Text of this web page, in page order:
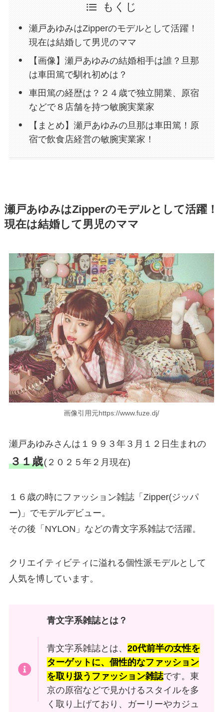
もくじ
瀬戸あゆみはZipperのモデルとして活躍！
現在は結婚して男児のママ
【画像】瀬戸あゆみの結婚相手は誰？旦那
は車田篤で馴れ初めは？
車田篤の経歴は？２４歳で独立開業、原宿
などで８店舗を持つ敏腕実業家
【まとめ】瀬戸あゆみの旦那は車田篤！原
宿で飲食店経営の敏腕実業家！
瀬戸あゆみはZipperのモデルとして活躍！
現在は結婚して男児のママ
画像引用元https://www.fuze.dj/
瀬戸あゆみさんは１９９３年３月１２日生まれの
３１歳(２０２５年２月現在)
１６歳の時にファッション雑誌「Zipper(ジッパ
ー)」でモデルデビュー。
その後「NYLON」などの青文字系雑誌で活躍。
クリエイティビティに溢れる個性派モデルとして
人気を博しています。
青文字系雑誌とは？
青文字系雑誌とは、20代前半の女性を
ターゲットに、個性的なファッション
を取り扱うファッション雑誌です。東
京の原宿などで見かけるスタイルを多
く取り上げており、ガーリーやカジュ